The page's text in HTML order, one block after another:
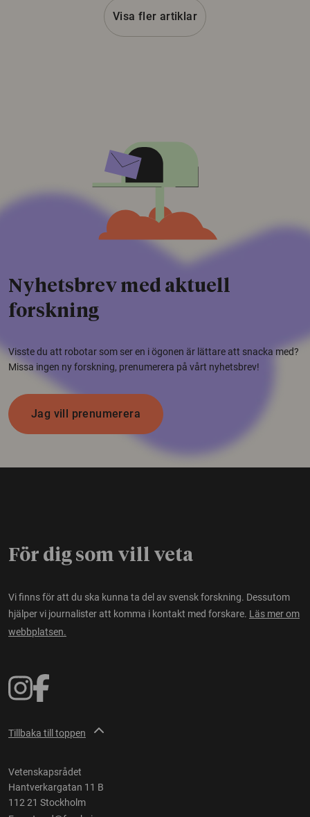
Visa fler artiklar
Nyhetsbrev med aktuell
forskning
Visste du att robotar som ser en i ögonen är lättare att snacka med?
Missa ingen ny forskning, prenumerera på vårt nyhetsbrev!
Jag vill prenumerera
För dig som vill veta
Vi finns för att du ska kunna ta del av svensk forskning. Dessutom
hjälper vi journalister att komma i kontakt med forskare. Läs mer om
webbplatsen.
Tillbaka till toppen
Vetenskapsrådet
Hantverkargatan 11 B
112 21 Stockholm